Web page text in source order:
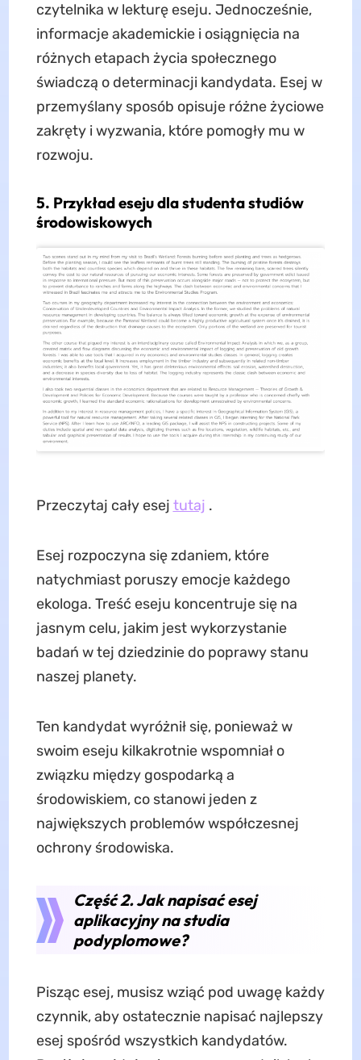
czytelnika w lekturę eseju. Jednocześnie,
informacje akademickie i osiągnięcia na
różnych etapach życia społecznego
świadczą o determinacji kandydata. Esej w
przemyślany sposób opisuje różne życiowe
zakręty i wyzwania, które pomogły mu w
rozwoju.
5. Przykład eseju dla studenta studiów
środowiskowych
Przeczytaj cały esej tutaj .
Esej rozpoczyna się zdaniem, które
natychmiast poruszy emocje każdego
ekologa. Treść eseju koncentruje się na
jasnym celu, jakim jest wykorzystanie
badań w tej dziedzinie do poprawy stanu
naszej planety.
Ten kandydat wyróżnił się, ponieważ w
swoim eseju kilkakrotnie wspomniał o
związku między gospodarką a
środowiskiem, co stanowi jeden z
największych problemów współczesnej
ochrony środowiska.
Część 2. Jak napisać esej
aplikacyjny na studia
podyplomowe?
Pisząc esej, musisz wziąć pod uwagę każdy
czynnik, aby ostatecznie napisać najlepszy
esej spośród wszystkich kandydatów.